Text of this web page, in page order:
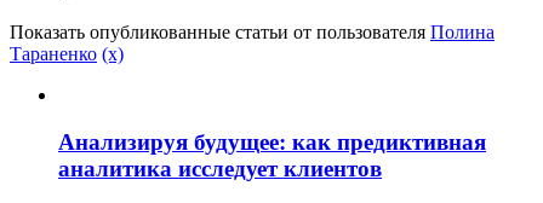
Показать опубликованные статьи от пользователя Полина
Тараненко (x)
Анализируя будущее: как предиктивная
аналитика исследует клиентов